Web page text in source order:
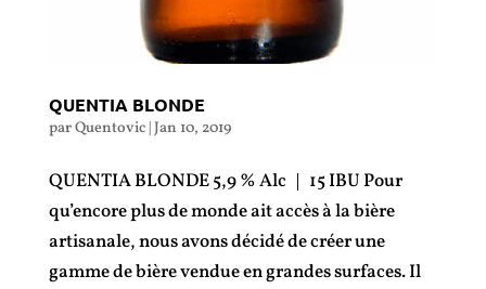
QUENTIA BLONDE
parQuentovic| Jan 10, 2019
QUENTIA BLONDE 5,9 % Alc | 15 IBU Pour
qu’encore plus de monde ait accès à la bière
artisanale, nous avons décidé de créer une
gamme de bière vendue en grandes surfaces. Il